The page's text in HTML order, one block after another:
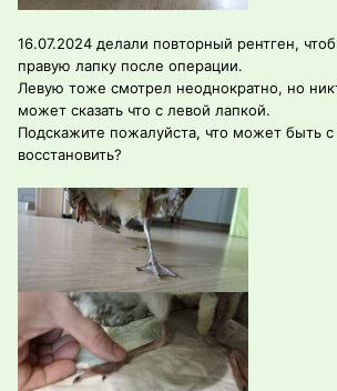
16.07.2024 делали повторный рентген,
правую лапку после операции.
Левую тоже смотрел неоднократно, но
может сказать что с левой лапкой.
Подскажите пожалуйста, что может быть с
восстановить?